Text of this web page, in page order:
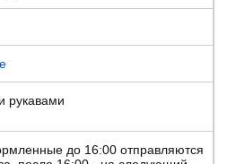
рукавами
до 16:00 отправляются